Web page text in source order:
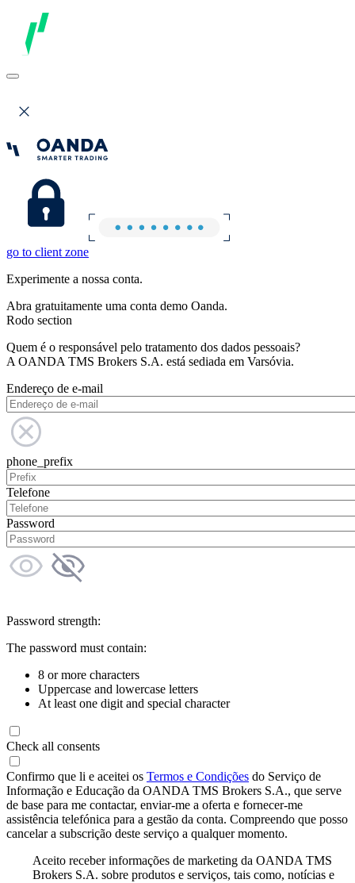
go to client zone
Experimente a nossa conta.
Abra gratuitamente uma conta demo Oanda.
Rodo section
Quem é o responsável pelo tratamento dos dados pessoais?
A OANDA TMS Brokers S.A. está sediada em Varsóvia.
Endereço de e-mail
phone_prefix
Telefone
Password
Password strength:
The password must contain:
8 or more characters
Uppercase and lowercase letters
At least one digit and special character
Check all consents
Confirmo que li e aceitei os Termos e Condições do Serviço de
Informação e Educação da OANDA TMS Brokers S.A., que serve
de base para me contactar, enviar-me a oferta e fornecer-me
assistência telefónica para a gestão da conta. Compreendo que posso
cancelar a subscrição deste serviço a qualquer momento.
Aceito receber informações de marketing da OANDA TMS
Brokers S.A. sobre produtos e serviços, tais como, notícias e